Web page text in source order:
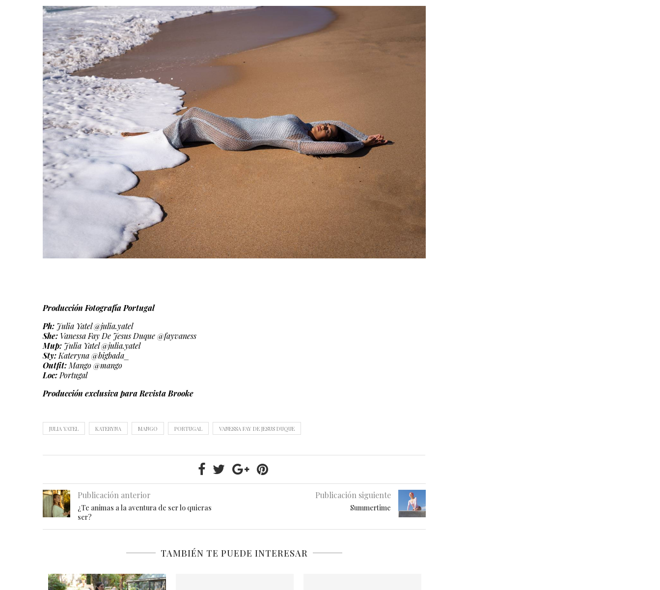
Producción Fotografía Portugal
Ph: Julia Yatel @julia.yatel
She: Vanessa Fay De Jesus Duque @fayvaness
Mup: Julia Yatel @julia.yatel
Sty: Kateryna @bigbada_
Outfit: Mango @mango
Loc: Portugal
Producción exclusiva para Revista Brooke
JULIA YATEL KATERYNA MANGO PORTUGAL VANESSA FAY DE JESUS DUQUE
Publicación anterior
¿Te animas a la aventura de ser lo quieras
ser?
Publicación siguiente
Summertime
TAMBIÉN TE PUEDE INTERESAR